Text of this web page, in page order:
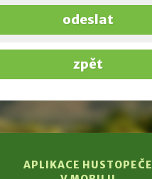
odeslat
zpět
APLIKACE HUSTOPEČE